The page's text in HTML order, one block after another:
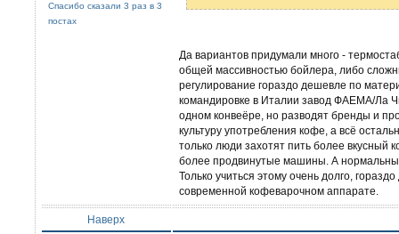
Спасибо сказали 3 раз в 3
постах
Да вариантов придумали много -
общей массивностью бойлера, либо
регулирование гораздо дешевле по
командировке в Италии завод ФАЕМА/Ла
одном конвеёре, но разводят бренды и
культуру употребления кофе, а всё
только люди захотят пить более вкусный
более продвинутые машины. А
Только учиться этому очень долго,
современной кофеварочном аппарате.
Наверх